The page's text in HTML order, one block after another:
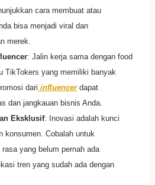
cara membuat atau
bisa menjadi viral dan
merek.
: Jalin kerja sama dengan food
TikTokers yang memiliki banyak
dari influencerdapat
dan jangkauan bisnis Anda.
Eksklusif: Inovasi adalah kunci
konsumen. Cobalah untuk
yang belum pernah ada
tren yang sudah ada dengan